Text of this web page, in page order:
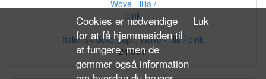
Italiensk dekorpapir, Wove - lilla / pink
24,00kr
Cookies er nødvendige
for at få hjemmesiden til
at fungere, men de
gemmer også information
Luk